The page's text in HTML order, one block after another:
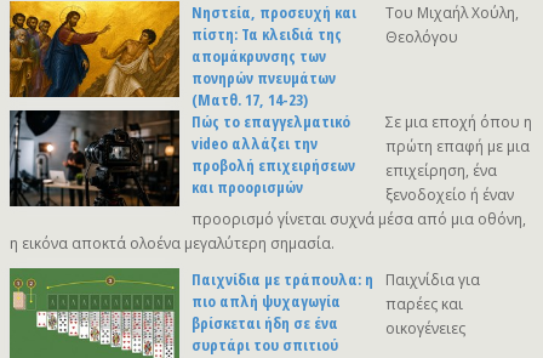
Νηστεία, προσευχή και
πίστη: Τα κλειδιά της
απομάκρυνσης των
πονηρών πνευμάτων
(Ματθ. 17, 14-23)
Του Μιχαήλ Χούλη,
Θεολόγου
Πώς το επαγγελματικό
video αλλάζει την
προβολή επιχειρήσεων
και προορισμών
Σε μια εποχή όπου η
πρώτη επαφή με μια
επιχείρηση, ένα
ξενοδοχείο ή έναν
προορισμό γίνεται συχνά μέσα από μια οθόνη,
η εικόνα αποκτά ολοένα μεγαλύτερη σημασία.
Παιχνίδια με τράπουλα: η
πιο απλή ψυχαγωγία
βρίσκεται ήδη σε ένα
συρτάρι του σπιτιού
Παιχνίδια για
παρέες και
οικογένειες